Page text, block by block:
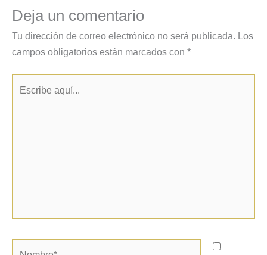
Deja un comentario
Tu dirección de correo electrónico no será publicada. Los
campos obligatorios están marcados con *